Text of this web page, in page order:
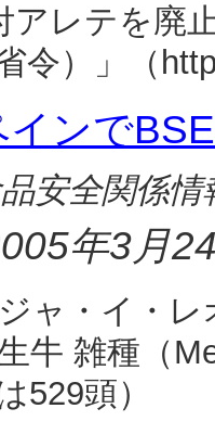
アレテを廃
令）」（
インで
安全関係情
年3月
ャ・イ・
牛 雑種（
529頭）